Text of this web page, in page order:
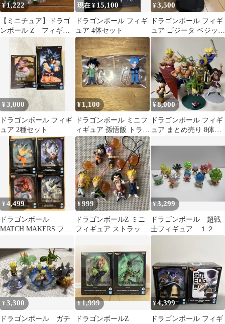
¥1,222
【ミニチュア】ドラゴ
ンボール Z フィギュ
ア セル &フリーザ セ
現在 ¥ 15,100
ドラゴンボール フィギ
ュア 4体セット
¥3,500
ドラゴンボール フィギ
ュア ゴジータ ベジット
2体セット
¥3,000
ドラゴンボール フィギ
ュア 2種セット
¥ 1,100
ドラゴンボール ミニフ
ィギュア 孫悟飯 トラン
クス セット
¥8,000
ドラゴンボール フィギ
ュア まとめ売り 8体セ
¥4,499
ドラゴンボール
MATCH MAKERS フィ
¥999
ドラゴンボールZ ミニ
フィギュア ストラップ
¥3,299
ドラゴンボール 超戦
士フィギュア １２体
セット まとめ売り 孫
¥3,300
ドラゴンボール ガチ
¥1,999
ドラゴンボールZ
¥4,399
ドラゴンボール フィギ